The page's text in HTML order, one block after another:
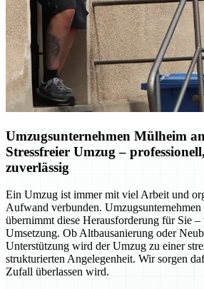
Umzugsunternehmen Mülheim
Stressfreier Umzug –
zuverlässig
Ein Umzug ist immer mit viel Arbeit und
Aufwand verbunden.
übernimmt diese Herausforderung für Sie
Umsetzung. Ob Altbausanierung oder
Unterstützung wird der Umzug zu einer
strukturierten Angelegenheit. Wir sorgen
Zufall überlassen wird.